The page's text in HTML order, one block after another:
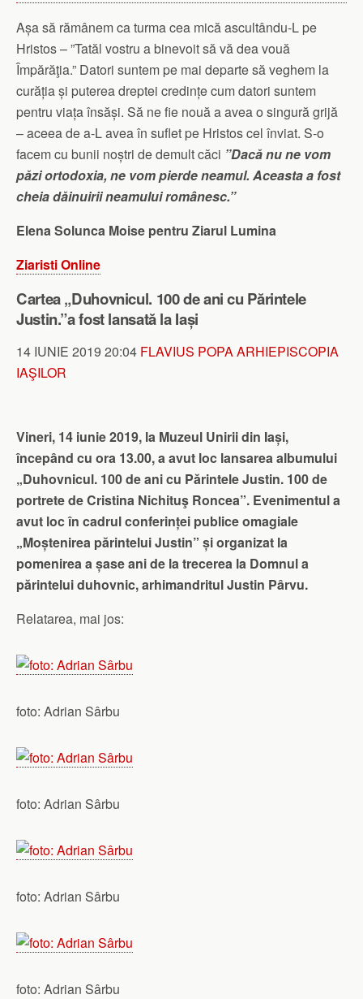
Așa să rămânem ca turma cea mică ascultându-L pe
Hristos – ”Tatăl vostru a binevoit să vă dea vouă
Împărăţia.” Datori suntem pe mai departe să veghem la
curăția și puterea dreptei credințe cum datori suntem
pentru viața însăși. Să ne fie nouă a avea o singură grijă
– aceea de a-L avea în suflet pe Hristos cel înviat. S-o
facem cu bunii noștri de demult căci ”Dacă nu ne vom
păzi ortodoxia, ne vom pierde neamul. Aceasta a fost
cheia dăinuirii neamului românesc.”
Elena Solunca Moise pentru Ziarul Lumina
Ziaristi Online
Cartea „Duhovnicul. 100 de ani cu Părintele
Justin.”a fost lansată la Iași
14 IUNIE 2019 20:04 FLAVIUS POPAARHIEPISCOPIA
IAŞILOR
Vineri, 14 iunie 2019, la Muzeul Unirii din Iași,
începând cu ora 13.00, a avut loc lansarea albumului
„Duhovnicul. 100 de ani cu Părintele Justin. 100 de
portrete de Cristina Nichituş Roncea”. Evenimentul a
avut loc în cadrul conferinței publice omagiale
„Moștenirea părintelui Justin” și organizat la
pomenirea a șase ani de la trecerea la Domnul a
părintelui duhovnic, arhimandritul Justin Pârvu.
Relatarea, mai jos:
foto: Adrian Sârbu
foto: Adrian Sârbu
foto: Adrian Sârbu
foto: Adrian Sârbu